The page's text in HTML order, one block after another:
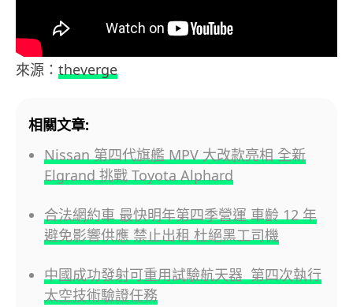
來源： theverge
相關文章:
Nissan 第四代旗艦 MPV 大改款亮相 全新
Elgrand 挑戰 Toyota Alphard
合法網約車 最快明年第四季營運 車齡 12 年
避免影響供應 禁止出租 杜絕黑工司機
中國成功發射可重用試驗航天器 第四次執行
太空技術驗證任務